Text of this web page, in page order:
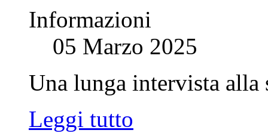
Informazioni
05 Marzo 2025
Una lunga intervista
Leggi tutto